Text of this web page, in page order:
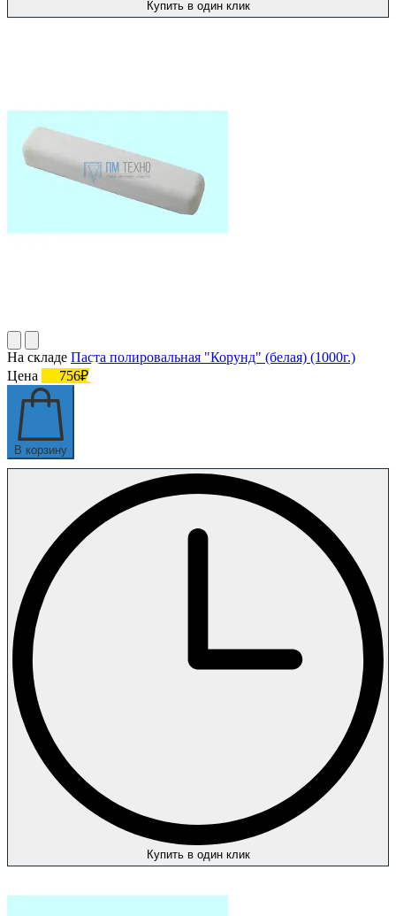
Купить в один клик
На складе Паста полировальная "Корунд" (белая) (1000г.)
Цена
756₽
В корзину
Купить в один клик